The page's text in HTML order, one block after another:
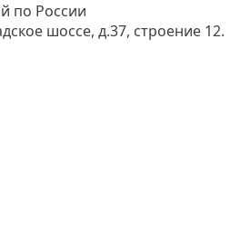
по России
шоссе, д.37, строение 12.